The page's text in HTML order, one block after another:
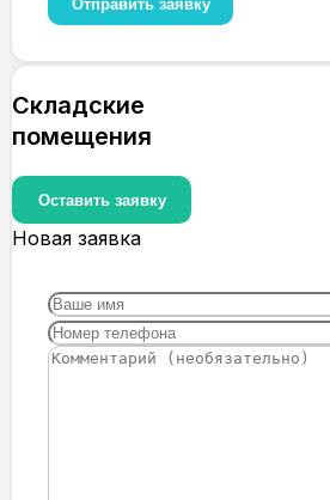
Складские
помещения
Оставить заявку
Новая заявка